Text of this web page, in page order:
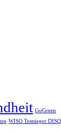
GoGreen
WISO Testsieger DISQ